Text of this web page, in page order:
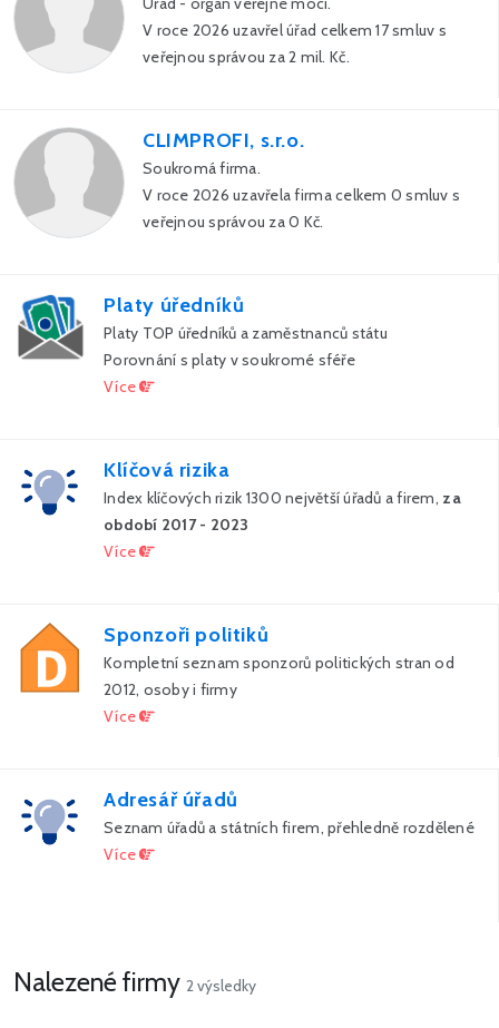
V roce 2026 uzavřel úřad celkem 17 smluv s
veřejnou správou za 2 mil. Kč.
CLIMPROFI, s.r.o.
Soukromá firma.
V roce 2026 uzavřela firma celkem 0 smluv s
veřejnou správou za 0 Kč.
Platy úředníků
Platy TOP úředníků a zaměstnanců státu
Porovnání s platy v soukromé sféře
Více
Klíčová rizika
Index klíčových rizik 1300 největší úřadů a firem, za
období 2017 - 2023
Více
Sponzoři politiků
Kompletní seznam sponzorů politických stran od
2012, osoby i firmy
Více
Adresář úřadů
Seznam úřadů a státních firem, přehledně rozdělené
Více
Nalezené firmy 2 výsledky